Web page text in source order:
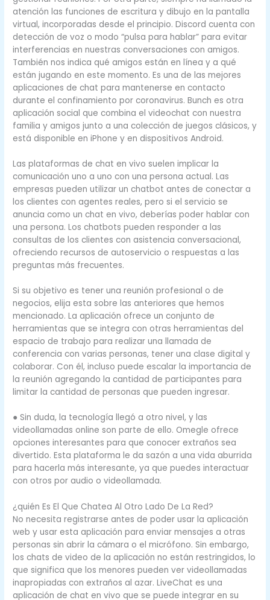
atención las funciones de escritura y dibujo en la pantalla
virtual, incorporadas desde el principio. Discord cuenta con
detección de voz o modo “pulsa para hablar” para evitar
interferencias en nuestras conversaciones con amigos.
También nos indica qué amigos están en línea y a qué
están jugando en este momento. Es una de las mejores
aplicaciones de chat para mantenerse en contacto
durante el confinamiento por coronavirus. Bunch es otra
aplicación social que combina el videochat con nuestra
familia y amigos junto a una colección de juegos clásicos, y
está disponible en iPhone y en dispositivos Android.
Las plataformas de chat en vivo suelen implicar la
comunicación uno a uno con una persona actual. Las
empresas pueden utilizar un chatbot antes de conectar a
los clientes con agentes reales, pero si el servicio se
anuncia como un chat en vivo, deberías poder hablar con
una persona. Los chatbots pueden responder a las
consultas de los clientes con asistencia conversacional,
ofreciendo recursos de autoservicio o respuestas a las
preguntas más frecuentes.
Si su objetivo es tener una reunión profesional o de
negocios, elija esta sobre las anteriores que hemos
mencionado. La aplicación ofrece un conjunto de
herramientas que se integra con otras herramientas del
espacio de trabajo para realizar una llamada de
conferencia con varias personas, tener una clase digital y
colaborar. Con él, incluso puede escalar la importancia de
la reunión agregando la cantidad de participantes para
limitar la cantidad de personas que pueden ingresar.
● Sin duda, la tecnología llegó a otro nivel, y las
videollamadas online son parte de ello. Omegle ofrece
opciones interesantes para que conocer extraños sea
divertido. Esta plataforma le da sazón a una vida aburrida
para hacerla más interesante, ya que puedes interactuar
con otros por audio o videollamada.
¿quién Es El Que Chatea Al Otro Lado De La Red?
No necesita registrarse antes de poder usar la aplicación
web y usar esta aplicación para enviar mensajes a otras
personas sin abrir la cámara o el micrófono. Sin embargo,
los chats de video de la aplicación no están restringidos, lo
que significa que los menores pueden ver videollamadas
inapropiadas con extraños al azar. LiveChat es una
aplicación de chat en vivo que se puede integrar en su